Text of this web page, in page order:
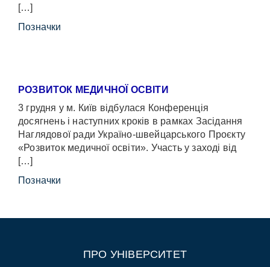
[…]
Позначки
РОЗВИТОК МЕДИЧНОЇ ОСВІТИ
3 грудня у м. Київ відбулася Конференція
досягнень і наступних кроків в рамках Засідання
Наглядової ради Україно-швейцарського Проєкту
«Розвиток медичної освіти». Участь у заході від
[…]
Позначки
ПРО УНІВЕРСИТЕТ